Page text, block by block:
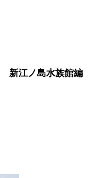
新江ノ島水族館編